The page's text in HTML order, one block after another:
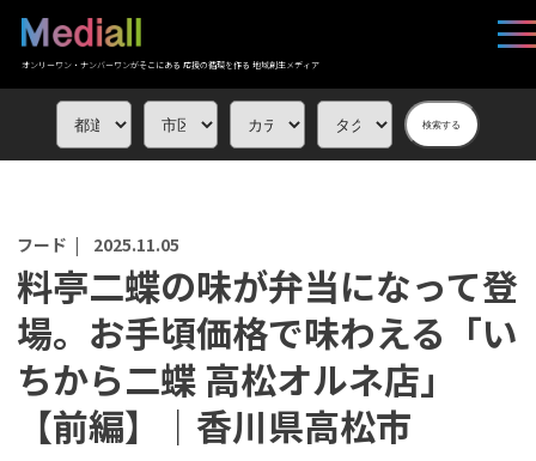
オンリーワン・ナンバーワンがそこにある 応援の循環を作る 地域創生メディア
検索する
フード | 2025.11.05
料亭二蝶の味が弁当になって登
場。お手頃価格で味わえる「い
ちから二蝶 高松オルネ店」
【前編】｜香川県高松市